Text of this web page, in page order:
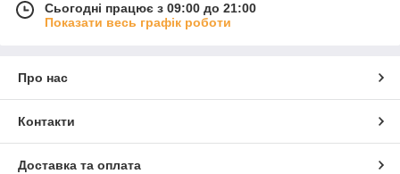
Сьогодні працює з 09:00 до 21:00
Показати весь графік роботи
Про нас
Контакти
Доставка та оплата